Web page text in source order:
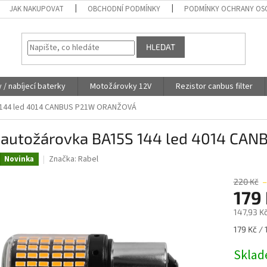
JAK NAKUPOVAT OBCHODNÍ PODMÍNKY PODMÍNKY OCHRANY
HLEDAT
/ nabíjecí baterky Motožárovky 12V Rezistor canbus filter
led 4014 CANBUS P21W ORANŽOVÁ
BA15S 144 led 4014
Novinka Značka: Rabel
220 Kč
179
147,93
Měrná
179 Kč /